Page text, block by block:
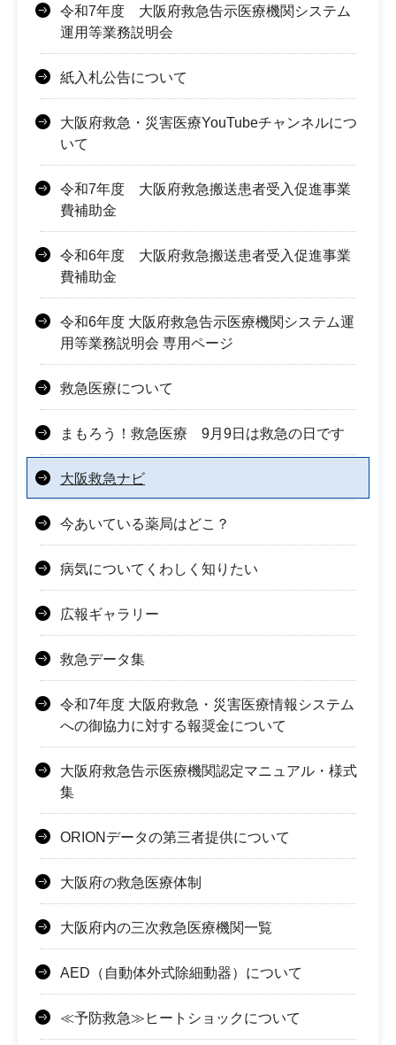
令和7年度 大阪府救急告示医療機関システム
運用等業務説明会
紙入札公告について
大阪府救急・災害医療YouTubeチャンネルにつ
いて
令和7年度 大阪府救急搬送患者受入促進事業
費補助金
令和6年度 大阪府救急搬送患者受入促進事業
費補助金
令和6年度 大阪府救急告示医療機関システム運
用等業務説明会 専用ページ
救急医療について
まもろう！救急医療 9月9日は救急の日です
大阪救急ナビ
今あいている薬局はどこ？
病気についてくわしく知りたい
広報ギャラリー
救急データ集
令和7年度 大阪府救急・災害医療情報システム
への御協力に対する報奨金について
大阪府救急告示医療機関認定マニュアル・様式
集
ORIONデータの第三者提供について
大阪府の救急医療体制
大阪府内の三次救急医療機関一覧
AED（自動体外式除細動器）について
≪予防救急≫ヒートショックについて